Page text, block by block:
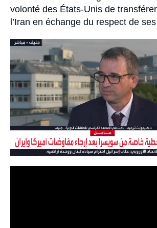
volonté des États-Unis de
l’Iran en échange du respect de
Image
médiatique